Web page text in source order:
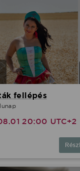
fellépés
20:00 UTC+2